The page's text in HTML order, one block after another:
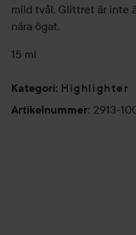
mild tvål. Glittret är inte
nära ögat.
15 ml
Kategori: Highlighter
Artikelnummer: 2913-